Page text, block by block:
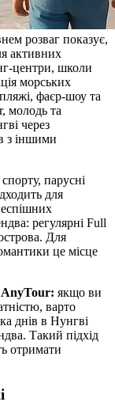
розваг показує,
активних
центри, школи
морських
фаєр-шоу та
молодь та
через
з іншими
парусні
для
регулярні Full
Для
це місце
якщо ви
варто
днів в Нунгві
Такий підхід
отримати